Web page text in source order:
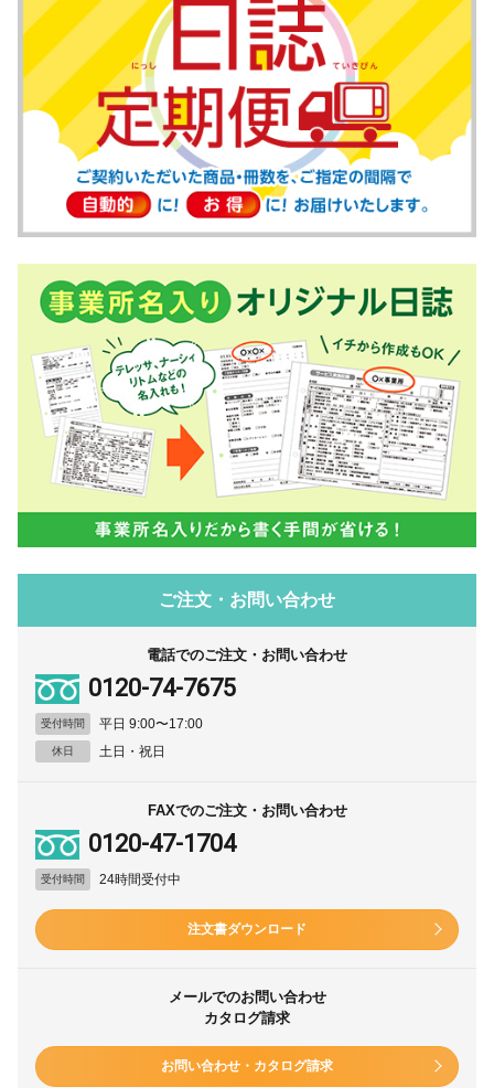
ご注文・お問い合わせ
電話でのご注文・お問い合わせ
0120-74-7675
受付時間 平日 9:00〜17:00
休日 土日・祝日
FAXでのご注文・お問い合わせ
0120-47-1704
受付時間 24時間受付中
注文書ダウンロード
メールでのお問い合わせ
カタログ請求
お問い合わせ・カタログ請求